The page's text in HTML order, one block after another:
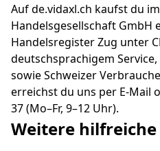
Auf de.vidaxl.ch kaufst du
Handelsgesellschaft GmbH
Handelsregister Zug unter
deutschsprachigem
sowie Schweizer
erreichst du uns per E-Mail
37 (Mo–Fr, 9–12 Uhr).
Weitere hilfreiche